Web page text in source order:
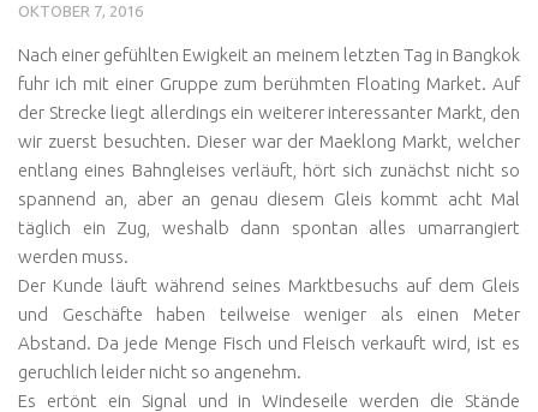
OKTOBER 7, 2016
Nach einer gefühlten Ewigkeit an meinem letzten Tag in Bangkok
fuhr ich mit einer Gruppe zum berühmten Floating Market. Auf
der Strecke liegt allerdings ein weiterer interessanter Markt, den
wir zuerst besuchten. Dieser war der Maeklong Markt, welcher
entlang eines Bahngleises verläuft, hört sich zunächst nicht so
spannend an, aber an genau diesem Gleis kommt acht Mal
täglich ein Zug, weshalb dann spontan alles umarrangiert
werden muss.
Der Kunde läuft während seines Marktbesuchs auf dem Gleis
und Geschäfte haben teilweise weniger als einen Meter
Abstand. Da jede Menge Fisch und Fleisch verkauft wird, ist es
geruchlich leider nicht so angenehm.
Es ertönt ein Signal und in Windeseile werden die Stände